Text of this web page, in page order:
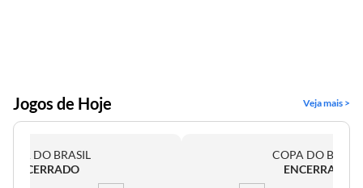
Jogos de Hoje Veja mais >
DO BRASIL
ENCERRADO
COPA DO
ENCERRADO